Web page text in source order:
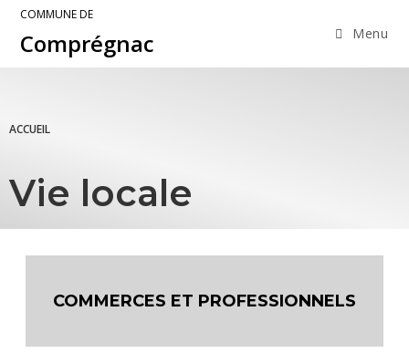
COMMUNE DE
Comprégnac Menu
ACCUEIL
Vie locale
COMMERCES ET PROFESSIONNELS